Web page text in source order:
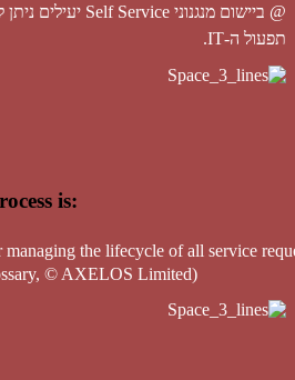
תפעול ה-IT.
is:
managing the lifecycle of all service
© AXELOS Limited)